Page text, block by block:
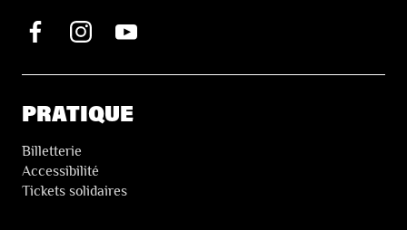
PRATIQUE
Billetterie
Accessibilité
Tickets solidaires